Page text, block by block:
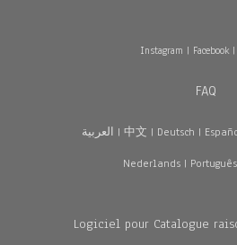
Instagram | Facebook|
FAQ
العربية | 中文 | Deutsch |
Nederlands| Português
Logiciel pour Catalogue